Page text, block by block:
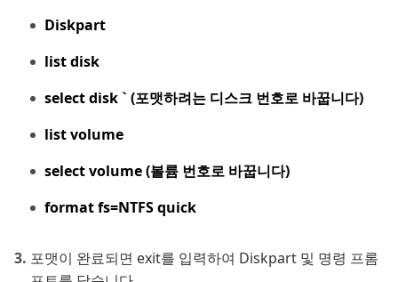
Diskpart
list disk
select disk ` (포맷하려는 디스크 번호로 바꿉니다)
list volume
select volume (볼륨 번호로 바꿉니다)
format fs=NTFS quick
포맷이 완료되면 exit를 입력하여 Diskpart 및 명령 프롬